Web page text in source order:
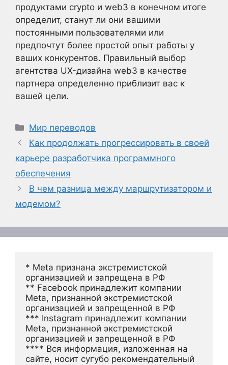
продуктами crypto и web3 в конечном итоге
определит, станут ли они вашими
постоянными пользователями или
предпочтут более простой опыт работы у
ваших конкурентов. Правильный выбор
агентства UX-дизайна web3 в качестве
партнера определенно приблизит вас к
вашей цели.
Рубрики
Мир переводов
Как продолжать прогрессировать в своей
карьере разработчика программного
обеспечения
В чем разница между маршрутизатором и
модемом?
* Meta признана экстремистской
организацией и запрещена в РФ
** Facebook принадлежит компании
Meta, признанной экстремистской
организацией и запрещенной в РФ
*** Instagram принадлежит компании
Meta, признанной экстремистской
организацией и запрещенной в РФ
**** Вся информация, изложенная на
сайте, носит сугубо рекомендательный